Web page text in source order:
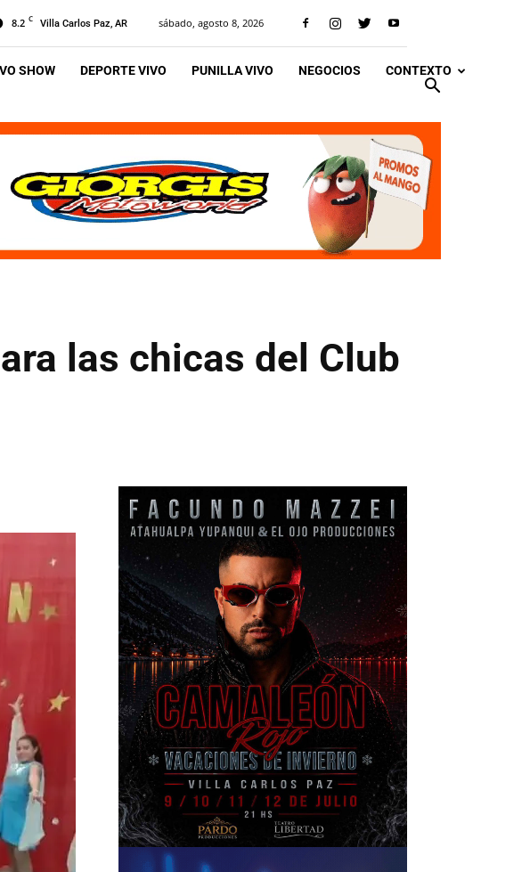
8.2 C Villa Carlos Paz, AR sábado, agosto 8, 2026
SHOW DEPORTE VIVO PUNILLA VIVO NEGOCIOS CONTEXTO
las chicas del Club